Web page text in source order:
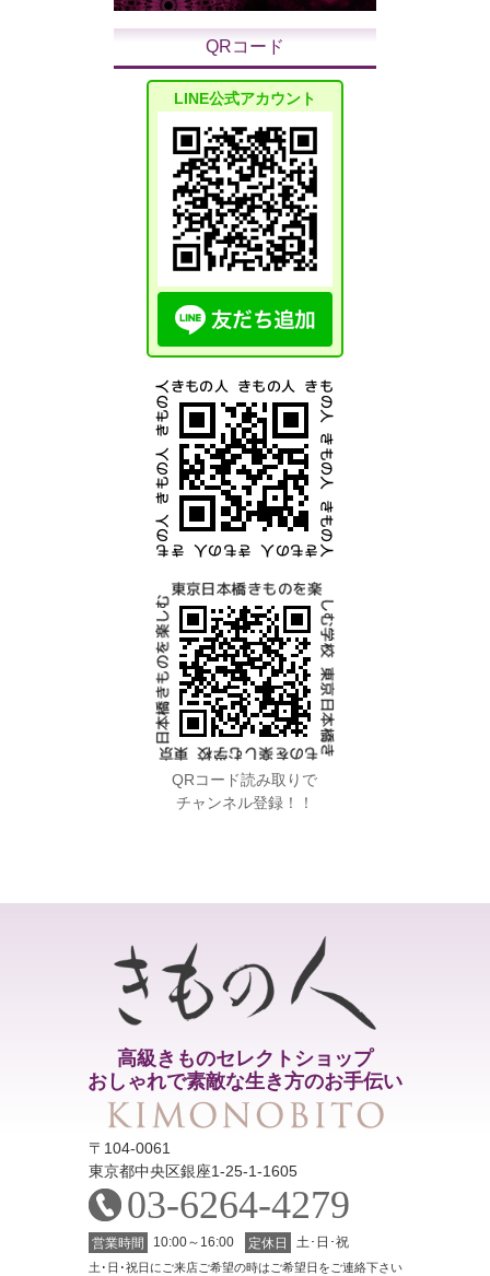
QRコード
LINE公式アカウント
QRコード読み取りで
チャンネル登録！！
高級きものセレクトショップ
おしゃれで素敵な生き方のお手伝い
〒104-0061
東京都中央区銀座1-25-1-1605
03-6264-4279
営業時間 10:00～16:00 定休日 土･日･祝
土･日･祝日にご来店ご希望の時はご希望日をご連絡下さい